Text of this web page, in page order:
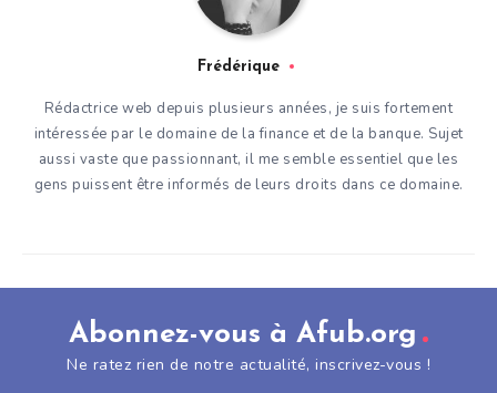
Frédérique
Rédactrice web depuis plusieurs années, je suis fortement
intéressée par le domaine de la finance et de la banque. Sujet
aussi vaste que passionnant, il me semble essentiel que les
gens puissent être informés de leurs droits dans ce domaine.
Abonnez-vous à Afub.org
Ne ratez rien de notre actualité, inscrivez-vous !